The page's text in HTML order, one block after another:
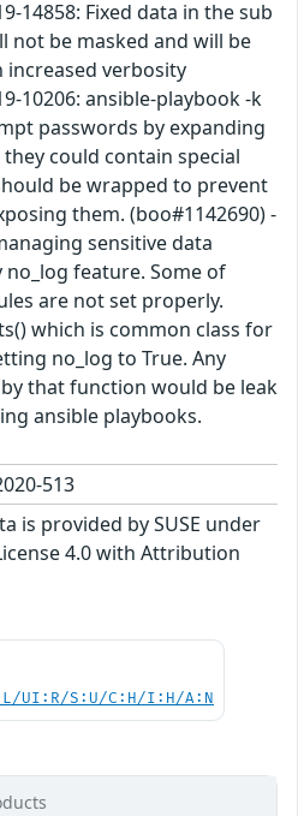
14858: Fixed data in the sub
not be masked and will be
verbosity
10206: ansible-playbook -k
passwords by expanding
could contain special
be wrapped to prevent
them. (boo#1142690) -
sensitive data
feature. Some of
are not set properly.
which is common class for
no_log to True. Any
that function would be leak
ansible playbooks.
513
is provided by SUSE under
4.0 with Attribution
UI:R/S:U/C:H/I:H/A:N